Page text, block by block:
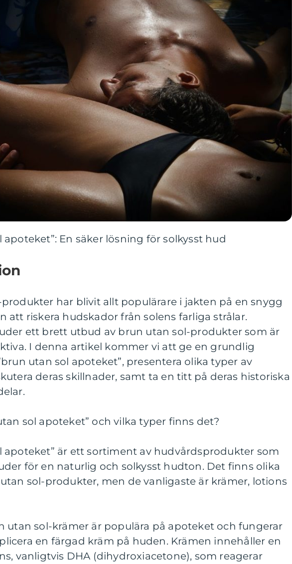
apoteket”: En säker lösning för solkysst hud
har blivit allt populärare i jakten på en snygg
att riskera hudskador från solens farliga strålar.
ett brett utbud av brun utan sol-produkter som är
I denna artikel kommer vi att ge en grundlig
utan sol apoteket”, presentera olika typer av
deras skillnader, samt ta en titt på deras historiska
sol apoteket” och vilka typer finns det?
apoteket” är ett sortiment av hudvårdsprodukter som
för en naturlig och solkysst hudton. Det finns olika
sol-produkter, men de vanligaste är krämer, lotions
utan sol-krämer är populära på apoteket och fungerar
en färgad kräm på huden. Krämen innehåller en
vanligtvis DHA (dihydroxiacetone), som reagerar